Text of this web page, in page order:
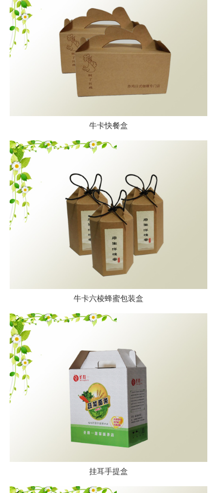
牛卡快餐盒
牛卡六棱蜂蜜包装盒
挂耳手提盒